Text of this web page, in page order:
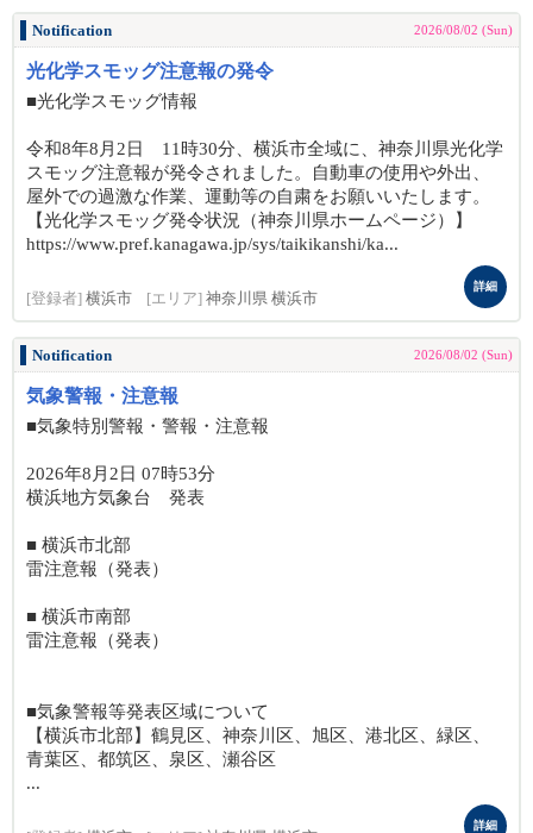
Notification 2026/08/02 (Sun)
光化学スモッグ注意報の発令
■光化学スモッグ情報
令和8年8月2日 11時30分、横浜市全域に、神奈川県光化学
スモッグ注意報が発令されました。自動車の使用や外出、
屋外での過激な作業、運動等の自粛をお願いいたします。
【光化学スモッグ発令状況（神奈川県ホームページ）】
https://www.pref.kanagawa.jp/sys/taikikanshi/ka...
[登録者] 横浜市 [エリア] 神奈川県 横浜市
詳細
Notification 2026/08/02 (Sun)
気象警報・注意報
■気象特別警報・警報・注意報
2026年8月2日 07時53分
横浜地方気象台 発表
■ 横浜市北部
雷注意報（発表）
■ 横浜市南部
雷注意報（発表）
■気象警報等発表区域について
【横浜市北部】鶴見区、神奈川区、旭区、港北区、緑区、
青葉区、都筑区、泉区、瀬谷区
...
詳細